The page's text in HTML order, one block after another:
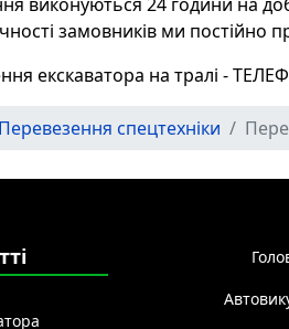
замовників ми постійно
екскаватора на тралі -
Перевезення спецтехніки